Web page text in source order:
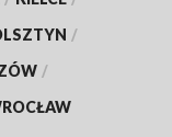
/
/